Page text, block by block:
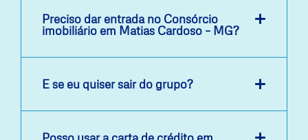
Preciso dar entrada no Consórcio
imobiliário em Matias Cardoso – MG?
E se eu quiser sair do grupo?